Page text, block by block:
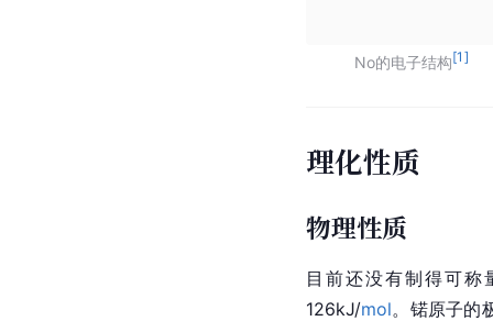
No的电子结构[1 ]
理化性质
物理性质
目前还没有制得可
126kJ/mol。锘原子的